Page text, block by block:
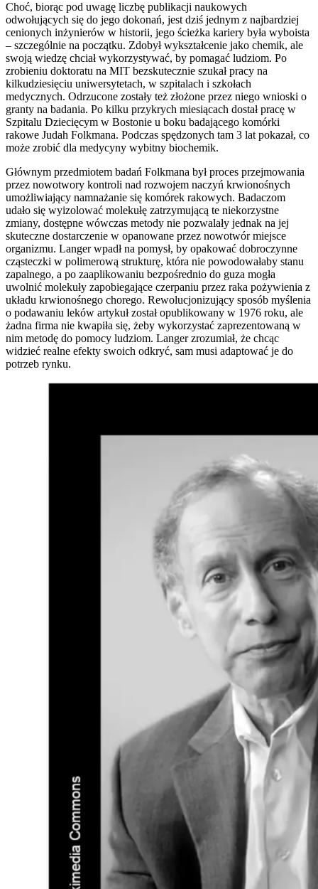
Choć, biorąc pod uwagę liczbę publikacji naukowych
odwołujących się do jego dokonań, jest dziś jednym z najbardziej
cenionych inżynierów w historii, jego ścieżka kariery była wyboista
– szczególnie na początku. Zdobył wykształcenie jako chemik, ale
swoją wiedzę chciał wykorzystywać, by pomagać ludziom. Po
zrobieniu doktoratu na MIT bezskutecznie szukał pracy na
kilkudziesięciu uniwersytetach, w szpitalach i szkołach
medycznych. Odrzucone zostały też złożone przez niego wnioski o
granty na badania. Po kilku przykrych miesiącach dostał pracę w
Szpitalu Dziecięcym w Bostonie u boku badającego komórki
rakowe Judah Folkmana. Podczas spędzonych tam 3 lat pokazał, co
może zrobić dla medycyny wybitny biochemik.
Głównym przedmiotem badań Folkmana był proces przejmowania
przez nowotwory kontroli nad rozwojem naczyń krwionośnych
umożliwiający namnażanie się komórek rakowych. Badaczom
udało się wyizolować molekułę zatrzymującą te niekorzystne
zmiany, dostępne wówczas metody nie pozwalały jednak na jej
skuteczne dostarczenie w opanowane przez nowotwór miejsce
organizmu. Langer wpadł na pomysł, by opakować dobroczynne
cząsteczki w polimerową strukturę, która nie powodowałaby stanu
zapalnego, a po zaaplikowaniu bezpośrednio do guza mogła
uwolnić molekuły zapobiegające czerpaniu przez raka pożywienia z
układu krwionośnego chorego. Rewolucjonizujący sposób myślenia
o podawaniu leków artykuł został opublikowany w 1976 roku, ale
żadna firma nie kwapiła się, żeby wykorzystać zaprezentowaną w
nim metodę do pomocy ludziom. Langer zrozumiał, że chcąc
widzieć realne efekty swoich odkryć, sam musi adaptować je do
potrzeb rynku.